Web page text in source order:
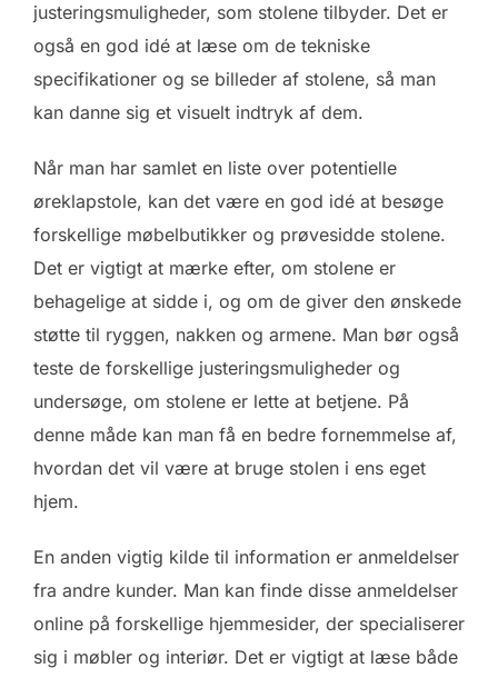
justeringsmuligheder, som stolene tilbyder. Det er
også en god idé at læse om de tekniske
specifikationer og se billeder af stolene, så man
kan danne sig et visuelt indtryk af dem.
Når man har samlet en liste over potentielle
øreklapstole, kan det være en god idé at besøge
forskellige møbelbutikker og prøvesidde stolene.
Det er vigtigt at mærke efter, om stolene er
behagelige at sidde i, og om de giver den ønskede
støtte til ryggen, nakken og armene. Man bør også
teste de forskellige justeringsmuligheder og
undersøge, om stolene er lette at betjene. På
denne måde kan man få en bedre fornemmelse af,
hvordan det vil være at bruge stolen i ens eget
hjem.
En anden vigtig kilde til information er anmeldelser
fra andre kunder. Man kan finde disse anmeldelser
online på forskellige hjemmesider, der specialiserer
sig i møbler og interiør. Det er vigtigt at læse både